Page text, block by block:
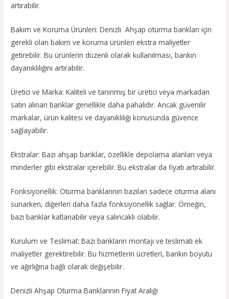
artırabilir.
Bakım ve Koruma Ürünleri: Denizli Ahşap oturma bankları için
gerekli olan bakım ve koruma ürünleri ekstra maliyetler
getirebilir. Bu ürünlerin düzenli olarak kullanılması, bankın
dayanıklılığını artırabilir.
Üretici ve Marka: Kaliteli ve tanınmış bir üretici veya markadan
satın alınan banklar genellikle daha pahalıdır. Ancak güvenilir
markalar, ürün kalitesi ve dayanıklılığı konusunda güvence
sağlayabilir.
Ekstralar: Bazı ahşap banklar, özellikle depolama alanları veya
minderler gibi ekstralar içerebilir. Bu ekstralar da fiyatı artırabilir.
Fonksiyonellik: Oturma banklarının bazıları sadece oturma alanı
sunarken, diğerleri daha fazla fonksiyonellik sağlar. Örneğin,
bazı banklar katlanabilir veya salıncaklı olabilir.
Kurulum ve Teslimat: Bazı bankların montajı ve teslimatı ek
maliyetler gerektirebilir. Bu hizmetlerin ücretleri, bankın boyutu
ve ağırlığına bağlı olarak değişebilir.
Denizli Ahşap Oturma Banklarının Fiyat Aralığı